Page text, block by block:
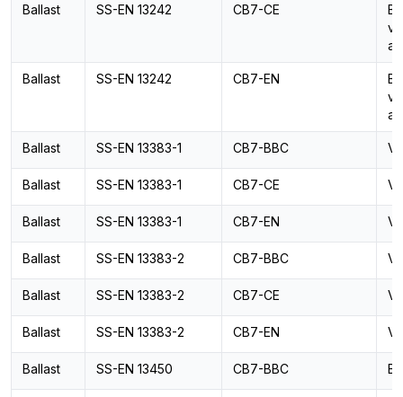
Ballast SS-EN 13242 CB7-CE
Ballast SS-EN 13242 CB7-EN
Ballast SS-EN 13383-1 CB7-BBC
Ballast SS-EN 13383-1 CB7-CE
Ballast SS-EN 13383-1 CB7-EN
Ballast SS-EN 13383-2 CB7-BBC
Ballast SS-EN 13383-2 CB7-CE
Ballast SS-EN 13383-2 CB7-EN
Ballast SS-EN 13450 CB7-BBC